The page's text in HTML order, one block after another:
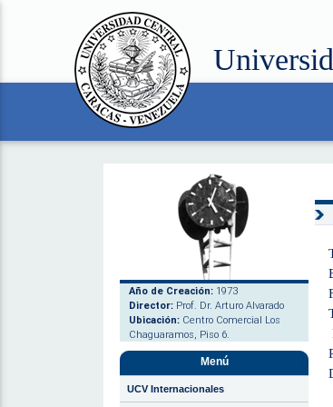
Año de Creación: 1973
Director: Prof. Dr. Arturo Alvarado
Ubicación: Centro Comercial Los
Chaguaramos, Piso 6.
Menú
UCV Internacionales